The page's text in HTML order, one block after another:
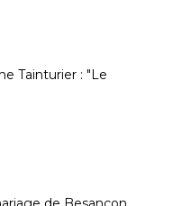
Tainturier : "Le